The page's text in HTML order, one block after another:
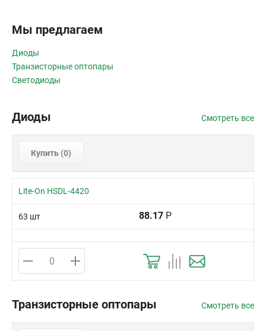
Мы предлагаем
Диоды
Транзисторные оптопары
Светодиоды
Диоды Смотреть все
Купить (0)
Lite-On HSDL-4420
63 шт 88.17 Р
Транзисторные оптопары Смотреть все